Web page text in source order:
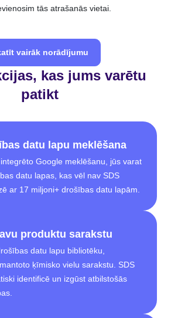
tās atrašanās vietai.
vairāk norādījumu
kas jums varētu
patikt
datu lapu meklēšana
Google meklēšanu, jūs varat
datu lapas, kas vēl nav SDS
ar 17 miljoni+ drošības datu lapām.
produktu sarakstu
datu lapu bibliotēku,
ķīmisko vielu sarakstu. SDS
identificē un izgūst atbilstošās